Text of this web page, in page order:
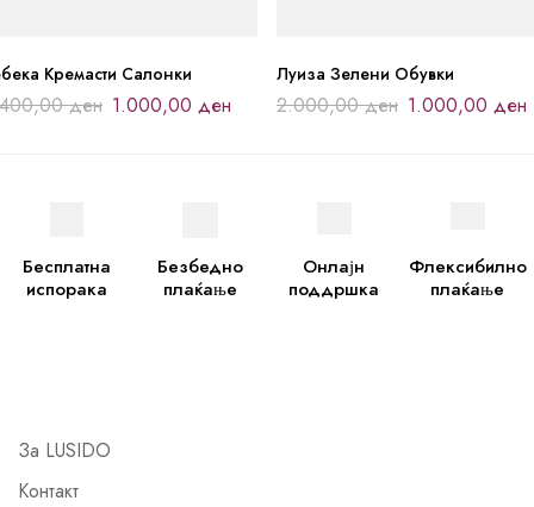
Кремасти Салонки
ден 1.000,00 ден
Луиза Зелени Обувки
2.000,00ден 1.000,00 ден
Бесплатна
испорака
Безбедно
плаќање
Онлајн
поддршка
Флексибилно
плаќање
За LUSIDO
Контакт